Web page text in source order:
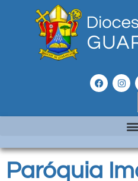
Paróquia